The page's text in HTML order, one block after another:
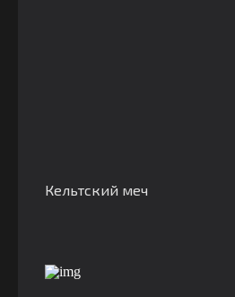
Кельтский меч